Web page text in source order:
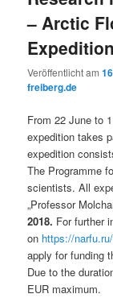
– Arctic
Expedition
Veröffentlicht am
freiberg.de
From 22 June to
expedition takes
expedition
The Programme
scientists. All
„Professor
2018. For further
on https://
apply for funding
Due to the
EUR maximum.